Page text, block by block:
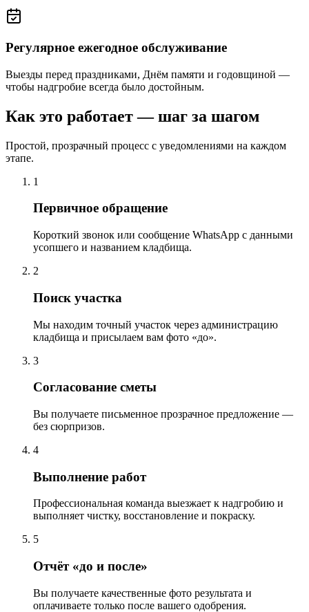
Регулярное ежегодное обслуживание
Выезды перед праздниками, Днём памяти и годовщиной —
чтобы надгробие всегда было достойным.
Как это работает — шаг за шагом
Простой, прозрачный процесс с уведомлениями на каждом
этапе.
1
Первичное обращение
Короткий звонок или сообщение WhatsApp с данными
усопшего и названием кладбища.
2
Поиск участка
Мы находим точный участок через администрацию
кладбища и присылаем вам фото «до».
3
Согласование сметы
Вы получаете письменное прозрачное предложение —
без сюрпризов.
4
Выполнение работ
Профессиональная команда выезжает к надгробию и
выполняет чистку, восстановление и покраску.
5
Отчёт «до и после»
Вы получаете качественные фото результата и
оплачиваете только после вашего одобрения.